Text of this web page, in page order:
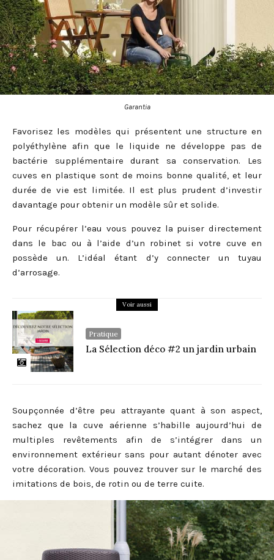
Garantia
Favorisez les modèles qui présentent une structure en
polyéthylène afin que le liquide ne développe pas de
bactérie supplémentaire durant sa conservation. Les
cuves en plastique sont de moins bonne qualité, et leur
durée de vie est limitée. Il est plus prudent d’investir
davantage pour obtenir un modèle sûr et solide.
Pour récupérer l’eau vous pouvez la puiser directement
dans le bac ou à l’aide d’un robinet si votre cuve en
possède un. L’idéal étant d’y connecter un tuyau
d’arrosage.
Voir aussi
Pratique
La Sélection déco #2 un jardin urbain
Soupçonnée d’être peu attrayante quant à son aspect,
sachez que la cuve aérienne s’habille aujourd’hui de
multiples revêtements afin de s’intégrer dans un
environnement extérieur sans pour autant dénoter avec
votre décoration. Vous pouvez trouver sur le marché des
imitations de bois, de rotin ou de terre cuite.